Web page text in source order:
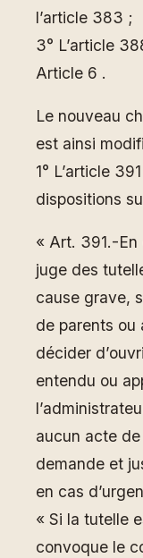
l’article 383 ;
3° L’article
Article 6 .
Le nouveau
est ainsi
1° L’article
dispositions
« Art. 391.-En
juge des
cause grave,
de parents ou
décider
entendu ou
aucun acte
demande et
en cas
« Si la tutelle
convoque le